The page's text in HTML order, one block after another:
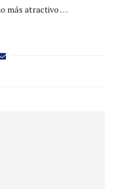
más atractivo …